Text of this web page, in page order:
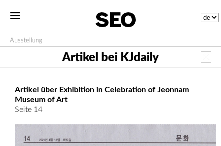
Artikel bei KJdaily
Ausstellung
Artikel über Exhibition in Celebration of Jeonnam
Museum of Art
Seite 14